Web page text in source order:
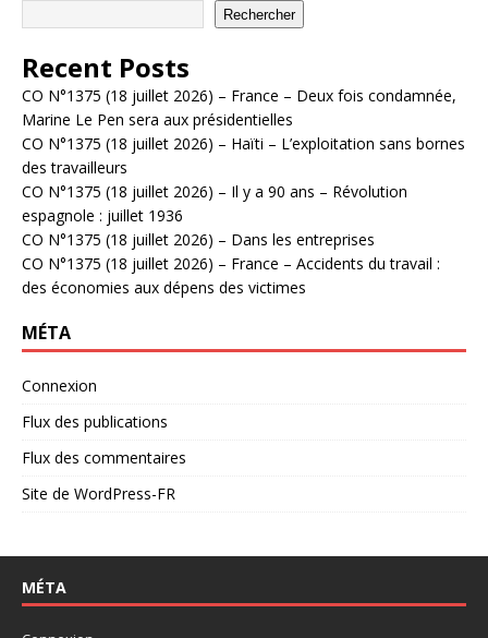
Rechercher
Recent Posts
CO N°1375 (18 juillet 2026) – France – Deux fois condamnée,
Marine Le Pen sera aux présidentielles
CO N°1375 (18 juillet 2026) – Haïti – L’exploitation sans bornes
des travailleurs
CO N°1375 (18 juillet 2026) – Il y a 90 ans – Révolution
espagnole : juillet 1936
CO N°1375 (18 juillet 2026) – Dans les entreprises
CO N°1375 (18 juillet 2026) – France – Accidents du travail :
des économies aux dépens des victimes
MÉTA
Connexion
Flux des publications
Flux des commentaires
Site de WordPress-FR
MÉTA